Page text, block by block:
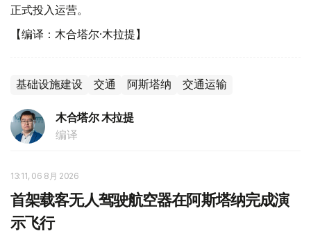
正式投入运营。
【编译：木合塔尔·木拉提】
基础设施建设 交通 阿斯塔纳 交通运输
木合塔尔 木拉提
编译
13:11, 06 8月 2026
首架载客无人驾驶航空器在阿斯塔纳完成演
示飞行